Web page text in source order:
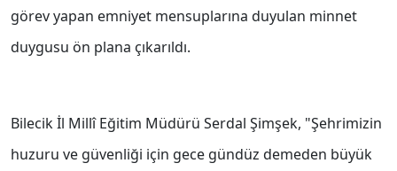
görev yapan emniyet mensuplarına duyulan minnet
duygusu ön plana çıkarıldı.
Bilecik İl Millî Eğitim Müdürü Serdal Şimşek, "Şehrimizin
huzuru ve güvenliği için gece gündüz demeden büyük